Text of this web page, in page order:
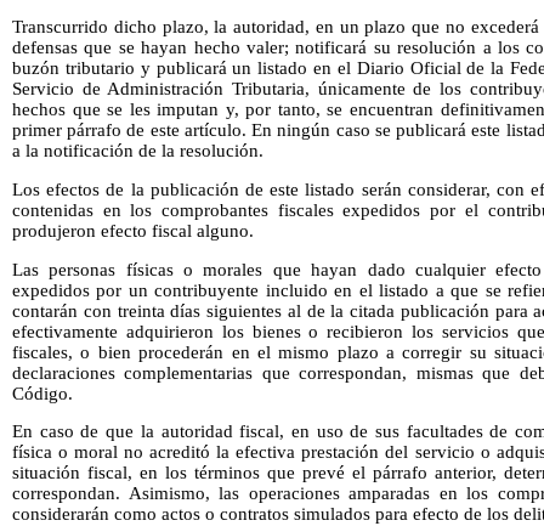
Transcurrido dicho plazo, la autoridad, en un plazo que no
defensas que se hayan hecho valer; notificará su resolución a los
buzón tributario y publicará un listado en el Diario Oficial de la
Servicio de Administración Tributaria, únicamente de los
hechos que se les imputan y, por tanto, se encuentran
primer párrafo de este artículo. En ningún caso se publicará este
a la notificación de la resolución.
Los efectos de la publicación de este listado serán considerar, con
contenidas en los comprobantes fiscales expedidos por el
produjeron efecto fiscal alguno.
Las personas físicas o morales que hayan dado cualquier
expedidos por un contribuyente incluido en el listado a que se
contarán con treinta días siguientes al de la citada publicación para
efectivamente adquirieron los bienes o recibieron los servicios
fiscales, o bien procederán en el mismo plazo a corregir su
declaraciones complementarias que correspondan, mismas que
Código.
En caso de que la autoridad fiscal, en uso de sus facultades de
física o moral no acreditó la efectiva prestación del servicio o
situación fiscal, en los términos que prevé el párrafo anterior,
correspondan. Asimismo, las operaciones amparadas en los
considerarán como actos o contratos simulados para efecto de los